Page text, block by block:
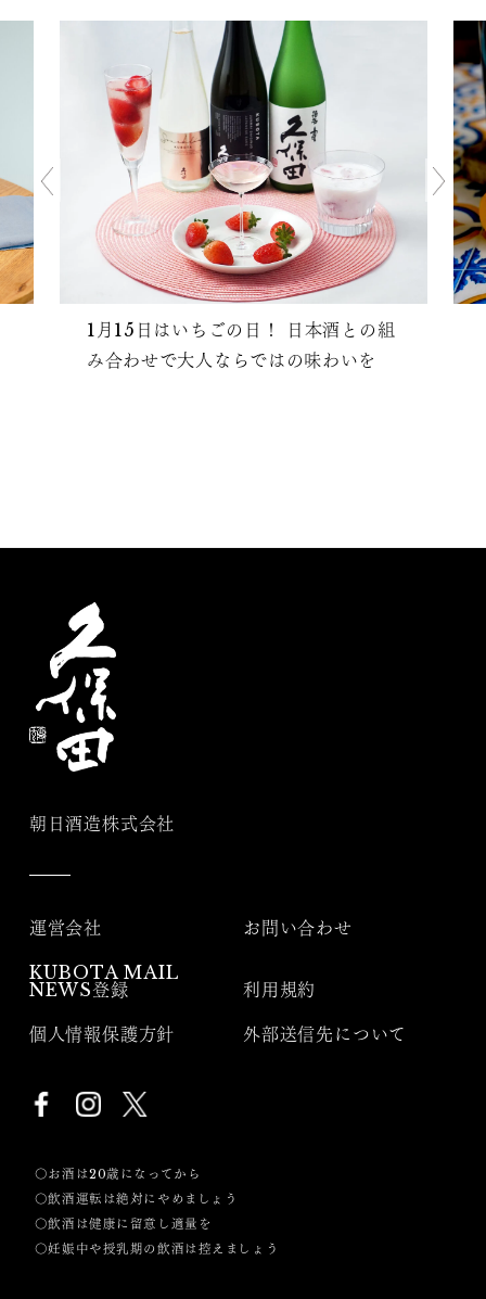
1月15日はいちごの日！ 日本酒との組
み合わせで大人ならではの味わいを
朝日酒造株式会社
運営会社 お問い合わせ
KUBOTA MAIL
NEWS登録
利用規約
個人情報保護方針 外部送信先について
〇お酒は20歳になってから
〇飲酒運転は絶対にやめましょう
〇飲酒は健康に留意し適量を
〇妊娠中や授乳期の飲酒は控えましょう